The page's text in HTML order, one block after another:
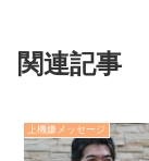
関連記事
上機嫌メッセージ